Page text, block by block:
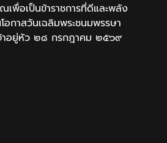
พื่อเป็นข้าราชการที่ดีและพลัง
กาสวันเฉลิมพระชนมพรรษา
าอยู่หัว ๒๘ กรกฎาคม ๒๕๖๙